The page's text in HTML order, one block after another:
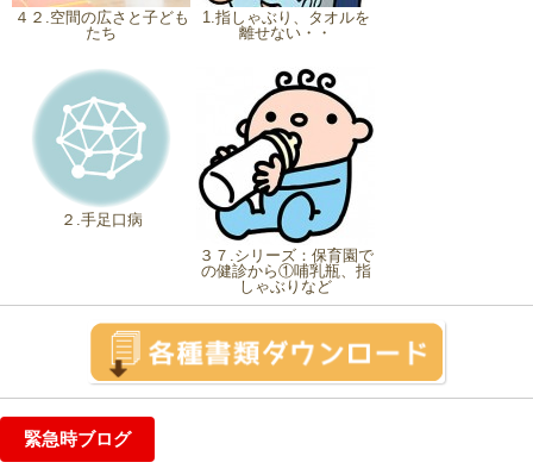
４２.空間の広さと子ども
たち
1.指しゃぶり、タオルを
離せない・・
２.手足口病
３７.シリーズ：保育園で
の健診から①哺乳瓶、指
しゃぶりなど
緊急時ブログ